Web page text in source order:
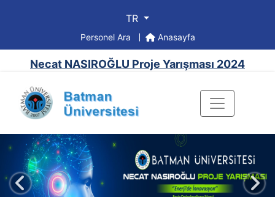
TR
Personel Ara Anasayfa
Necat NASIROĞLU Proje Yarışması 2024
Önceki